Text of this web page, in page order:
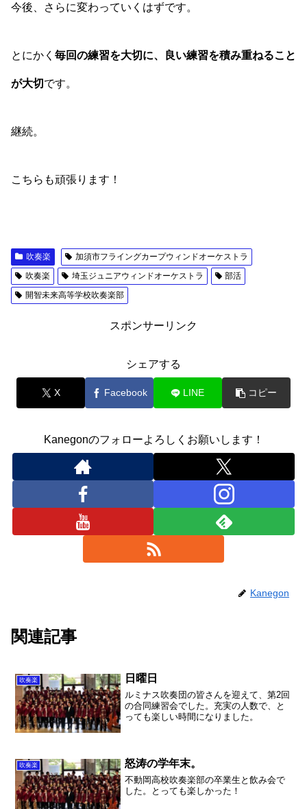
今後、さらに変わっていくはずです。
とにかく 毎回の練習を大切に、良い練習を積み重ねること
が大切です。
継続。
こちらも頑張ります！
吹奏楽
加須市フライングカープウィンドオーケストラ
吹奏楽
埼玉ジュニアウィンドオーケストラ
部活
開智未来高等学校吹奏楽部
スポンサーリンク
シェアする
X Facebook LINE コピー
Kanegonのフォローよろしくお願いします！
Kanegon
関連記事
吹奏楽 日曜日
ルミナス吹奏団の皆さんを迎えて、第2回
の合同練習会でした。充実の人数で、と
っても楽しい時間になりました。
吹奏楽 怒涛の学年末。
不動岡高校吹奏楽部の卒業生と飲み会で
した。とっても楽しかった！